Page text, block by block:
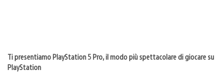
Ti presentiamo PlayStation 5 Pro, il modo più spettacolare di giocare su
PlayStation